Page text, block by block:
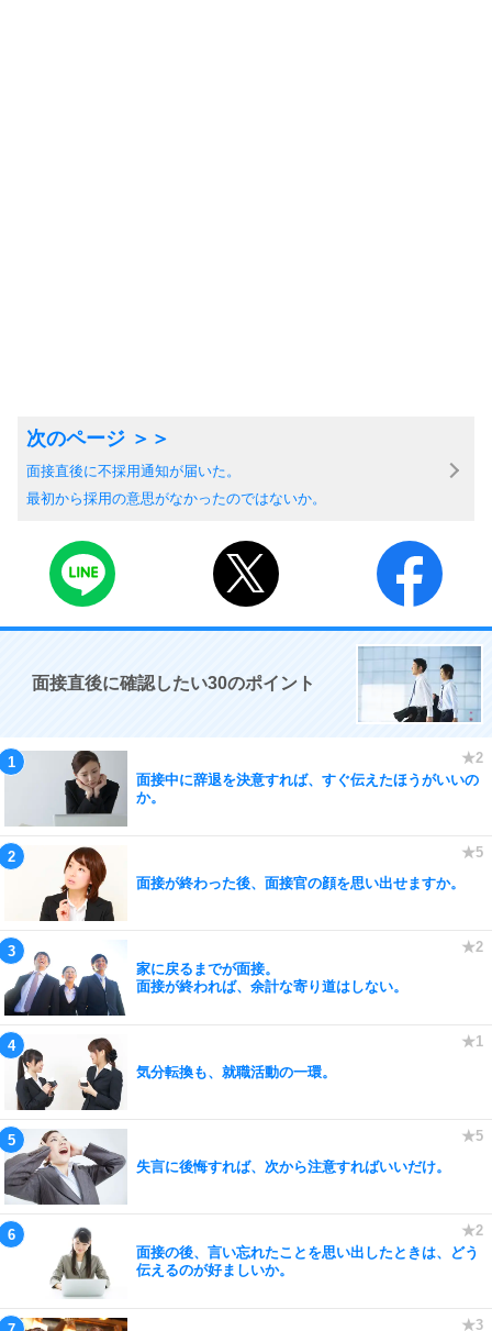
面接直後に不採用通知が届いた。
最初から採用の意思がなかったのではないか。
面接直後に確認したい30のポイント
面接中に辞退を決意すれば、すぐ伝えたほうがいいの
か。
面接が終わった後、面接官の顔を思い出せますか。
家に戻るまでが面接。
面接が終われば、余計な寄り道はしない。
気分転換も、就職活動の一環。
失言に後悔すれば、次から注意すればいいだけ。
面接の後、言い忘れたことを思い出したときは、どう
伝えるのが好ましいか。